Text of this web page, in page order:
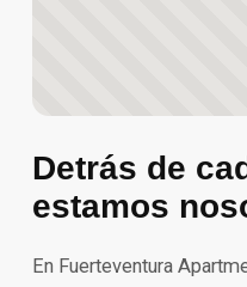
Detrás de
estamos
En Fuerteventura